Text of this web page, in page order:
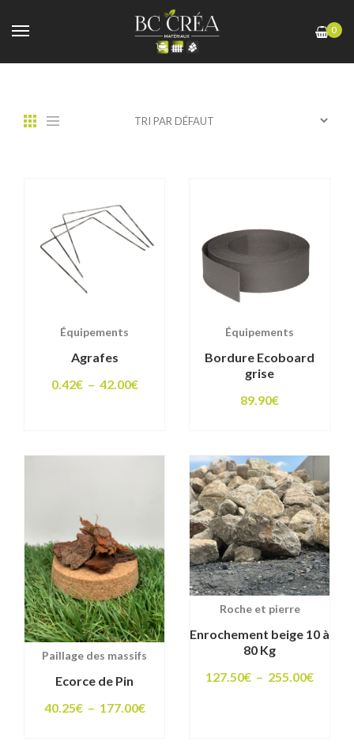
0
Équipements
Agrafes
0.42€ – 42.00€Plage
Équipements
Bordure Ecoboard
grise
89.90€
Paillage des massifs
Ecorce de Pin
40.25€ – 177.00€Plage
Roche et pierre
Enrochement beige 10 à
80 Kg
127.50€ – 255.00€Plage